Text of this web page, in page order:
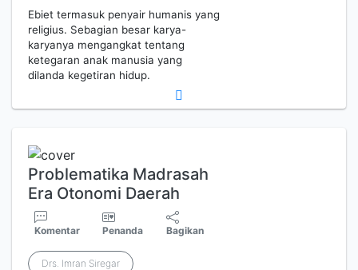
Ebiet termasuk penyair humanis yang
religius. Sebagian besar karya-
karyanya mengangkat tentang
ketegaran anak manusia yang
dilanda kegetiran hidup.
Problematika Madrasah
Era Otonomi Daerah
Komentar Penanda Bagikan
Drs. Imran Siregar